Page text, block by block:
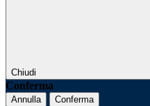
Chiudi
Conferma
Annulla Conferma